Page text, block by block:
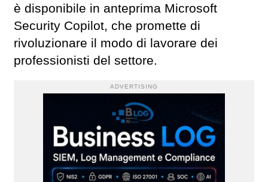
è disponibile in anteprima Microsoft
Security Copilot, che promette di
rivoluzionare il modo di lavorare dei
professionisti del settore.
ADVERTISING